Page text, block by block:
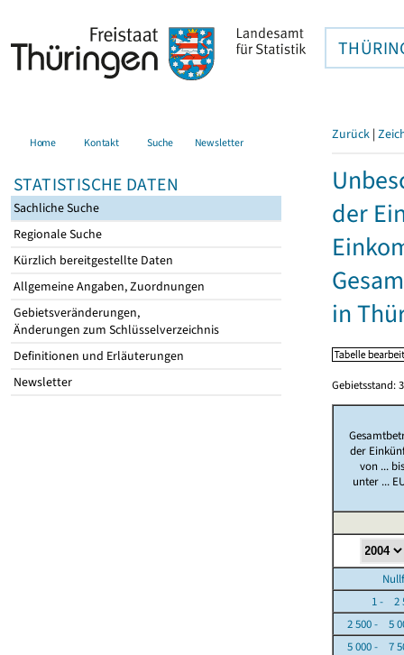
Home Kontakt Suche Newsletter
STATISTISCHE DATEN
Sachliche Suche
Regionale Suche
Kürzlich bereitgestellte Daten
Allgemeine Angaben, Zuordnungen
Gebietsveränderungen,
Änderungen zum Schlüsselverzeichnis
Definitionen und Erläuterungen
Newsletter
Zurück |
der
in
Gebietsstand:
der
von ...
unter ...
1 - 2
2 500 - 5
5 000 - 7